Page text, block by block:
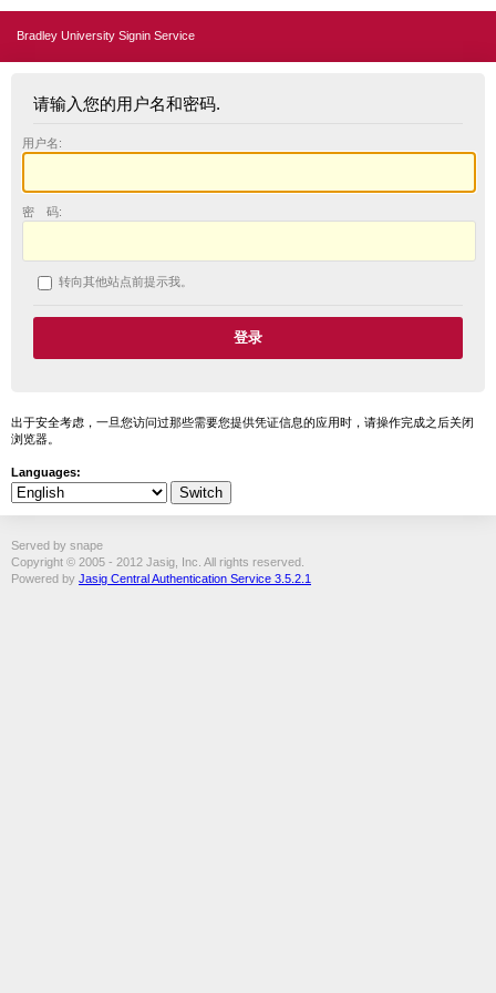
Bradley University Signin Service
请输入您的用户名和密码.
用户名:
密 码:
转向其他站点前提示我。
出于安全考虑，一旦您访问过那些需要您提供凭证信息的应用时，请操作完成之后关闭
浏览器。
Languages:
Served by snape
Copyright © 2005 - 2012 Jasig, Inc. All rights reserved.
Powered by Jasig Central Authentication Service 3.5.2.1